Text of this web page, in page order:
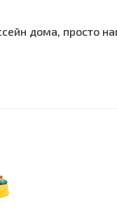
дома, просто